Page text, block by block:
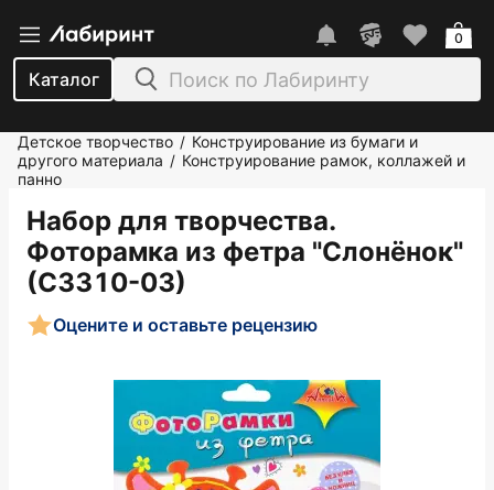
Каталог
0
Детское творчество / Конструирование из бумаги и
другого материала / Конструирование рамок, коллажей и
панно
Набор для творчества.
Фоторамка из фетра "Слонёнок"
(С3310-03)
Оцените и оставьте рецензию